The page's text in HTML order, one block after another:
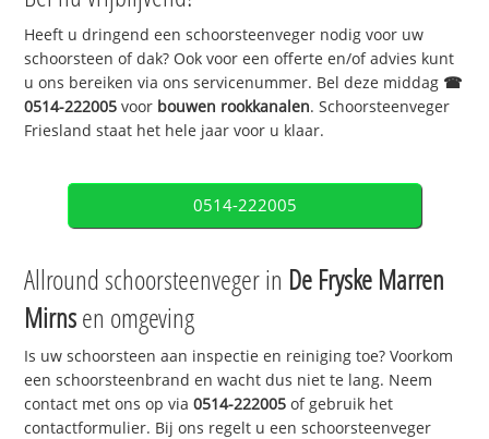
Heeft u dringend een schoorsteenveger nodig voor uw
schoorsteen of dak? Ook voor een offerte en/of advies kunt
u ons bereiken via ons servicenummer. Bel deze middag ☎
0514-222005 voor bouwen rookkanalen. Schoorsteenveger
Friesland staat het hele jaar voor u klaar.
0514-222005
Allround schoorsteenveger in De Fryske Marren
Mirnsen omgeving
Is uw schoorsteen aan inspectie en reiniging toe? Voorkom
een schoorsteenbrand en wacht dus niet te lang. Neem
contact met ons op via0514-222005 of gebruik het
contactformulier. Bij ons regelt u een schoorsteenveger